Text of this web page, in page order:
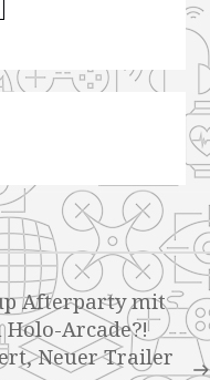
Afterparty mit
Arcade?!
Neuer Trailer